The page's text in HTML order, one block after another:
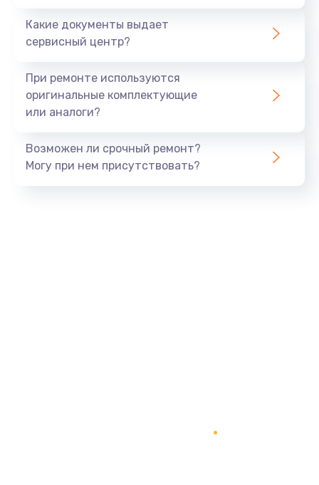
Восстановление данных
Заказать
1060 руб.
Какие документы выдает
сервисный центр?
При ремонте используются
оригинальные комплектующие
или аналоги?
Возможен ли срочный ремонт?
Могу при нем присутствовать?